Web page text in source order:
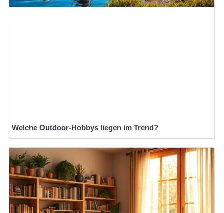
Welche Outdoor-Hobbys liegen im Trend?